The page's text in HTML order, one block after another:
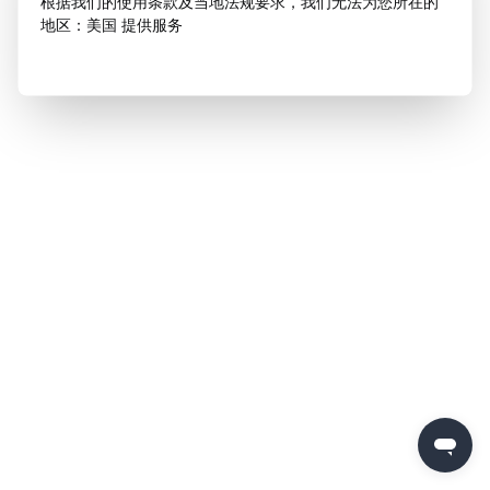
地区：美国 提供服务